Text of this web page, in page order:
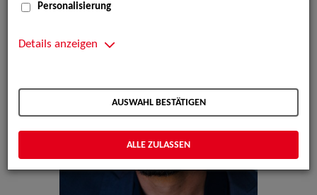
Personalisierung
Details anzeigen
AUSWAHL BESTÄTIGEN
ALLE ZULASSEN